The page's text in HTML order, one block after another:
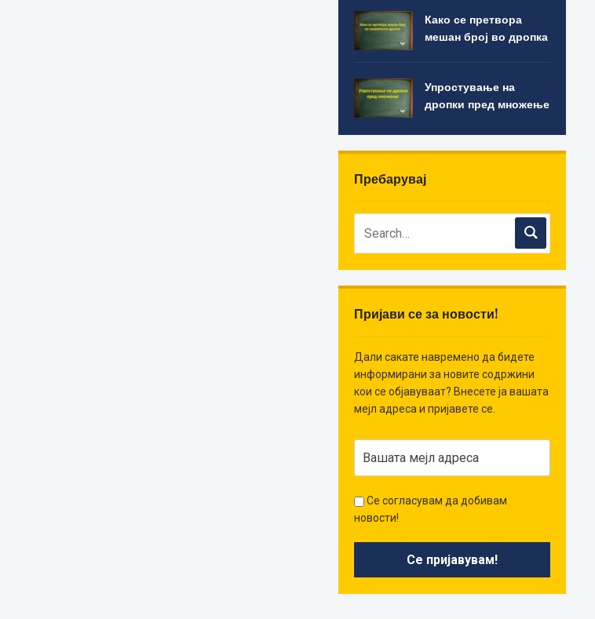
Како се претвора
мешан број во дропка
Упростување на
дропки пред множење
Пребарувај
Пријави се за новости!
Дали сакате навремено да бидете
информирани за новите содржини
кои се објавуваат? Внесете ја вашата
мејл адреса и пријавете се.
Се согласувам да добивам
новости!